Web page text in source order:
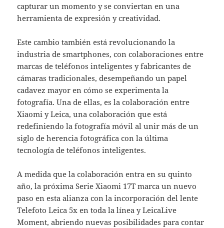
capturar un momento y se conviertan en una
herramienta de expresión y creatividad.
Este cambio también está revolucionando la
industria de smartphones, con colaboraciones entre
marcas de teléfonos inteligentes y fabricantes de
cámaras tradicionales, desempeñando un papel
cadavez mayor en cómo se experimenta la
fotografía. Una de ellas, es la colaboración entre
Xiaomi y Leica, una colaboración que está
redefiniendo la fotografía móvil al unir más de un
siglo de herencia fotográfica con la última
tecnología de teléfonos inteligentes.
A medida que la colaboración entra en su quinto
año, la próxima Serie Xiaomi 17T marca un nuevo
paso en esta alianza con la incorporación del lente
Telefoto Leica 5x en toda la línea y LeicaLive
Moment, abriendo nuevas posibilidades para contar